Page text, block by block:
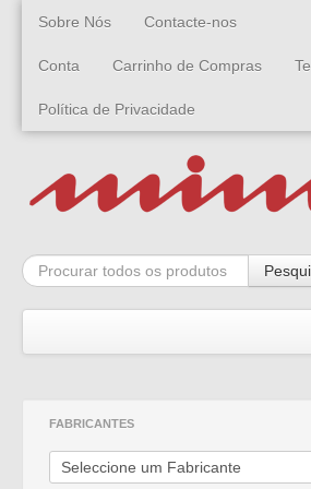
Sobre Nós Contacte-nos
Conta Carrinho de Compras
Política de Privacidade
Kits
Montados
FABRICANTES